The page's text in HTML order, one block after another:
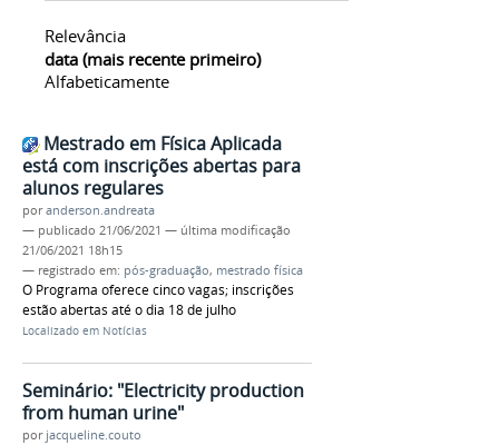
Relevância
data (mais recente primeiro)
Alfabeticamente
Mestrado em Física Aplicada
está com inscrições abertas para
alunos regulares
poranderson.andreata
— publicado 21/06/2021 — última modificação
21/06/2021 18h15
— registrado em: pós-graduação, mestrado física
O Programa oferece cinco vagas; inscrições
estão abertas até o dia 18 de julho
Localizado em Notícias
Seminário: "Electricity production
from human urine"
por jacqueline.couto